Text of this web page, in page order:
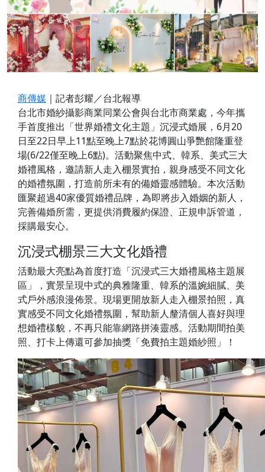
商傳媒｜記者彭耀／台北報導
台北市婚紗攝影商業同業公會與台北市商業處，今年攜
手首度推出「世界婚禮文化主題」沉浸式婚展，6月20
日至22日早上11點至晚上7點於花博圓山爭艷館隆重登
場(6/22僅至晚上6點)。活動聚焦中式、韓系、美式三大
婚禮風格，邀請新人走入棚景實拍，親身感受不同文化
的婚禮氛圍，打造前所未有的備婚靈感體驗。本次活動
匯聚超過40家優質婚禮品牌，為即將步入婚姻的新人，
完善備婚所需，更提供消費履約保證、正規申訴管道，
採購最安心。
沉浸式棚景三大文化婚禮
活動最大亮點為首度打造「沉浸式三大婚禮風格主題展
區」，實景呈現中式的典雅隆重、韓系的溫婉細膩、美
式戶外感浪漫佈景。現場更開放新人走入棚景拍照，真
實感受不同文化婚禮氛圍，幫助新人釐清個人喜好與理
想婚禮樣貌，不再只能靠網路拼湊靈感。活動期間拍美
照、打卡上傳還可參加抽獎「免費拍主題婚紗照」！